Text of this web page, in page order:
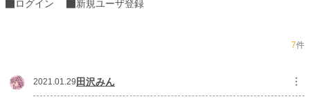
更新日時 2021.01.30 07:20
週間ポイント 487 pt (14,755 位)
ログイン
新規ユーザ登録
7件
2021.01.29田沢みん ︙